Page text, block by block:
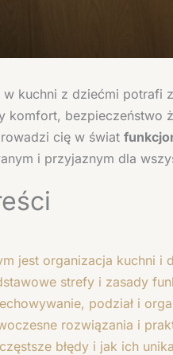
w kuchni z dziećmi potrafi
komfort, bezpieczeństwo
cię w świat
i przyjaznym dla
jest organizacja kuchni i
strefy i zasady
podział i
rozwiązania i
błędy i jak ich